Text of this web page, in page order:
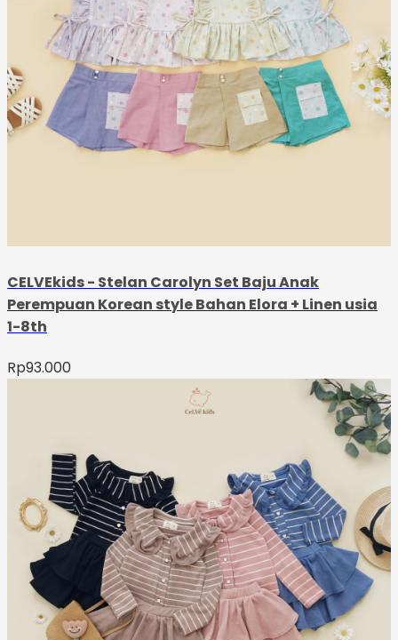
CELVEkids - Stelan Carolyn Set Baju Anak
Perempuan Korean style Bahan Elora + Linen usia
1-8th
Rp93.000